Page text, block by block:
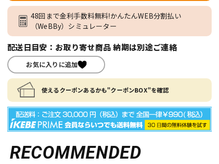
48回まで金利手数料無料!かんたんWEB分割払い
（WeBBy）シミュレーター
配送日目安：お取り寄せ商品 納期は別途ご連絡
お気に入りに追加
使えるクーポンあるかも"クーポンBOX"を確認
RECOMMENDED